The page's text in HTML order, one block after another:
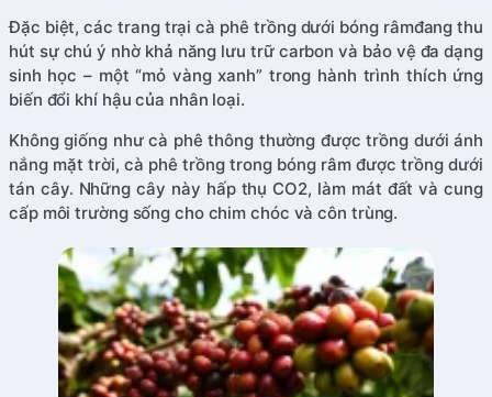
Đặc biệt, các trang trại cà phê trồng dưới bóng râmđang thu
hút sự chú ý nhờ khả năng lưu trữ carbon và bảo vệ đa dạng
sinh học – một “mỏ vàng xanh” trong hành trình thích ứng
biến đổi khí hậu của nhân loại.
Không giống như cà phê thông thường được trồng dưới ánh
nắng mặt trời, cà phê trồng trong bóng râm được trồng dưới
tán cây. Những cây này hấp thụ CO2, làm mát đất và cung
cấp môi trường sống cho chim chóc và côn trùng.